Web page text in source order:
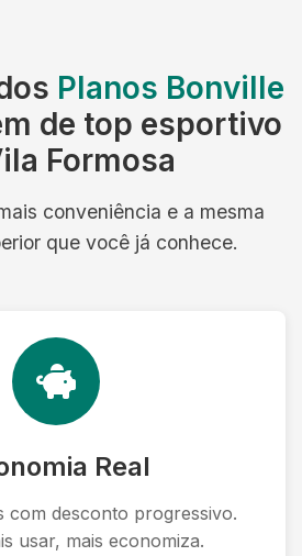
Planos Bonville
de top esportivo
Formosa
conveniência e a mesma
que você já conhece.
Real
com desconto progressivo.
usar, mais economiza.